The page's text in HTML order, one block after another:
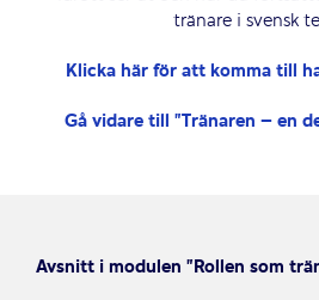
tränare i svensk
Klicka här för att komma till
Gå vidare till ”Tränaren – en
Avsnitt i modulen ”Rollen som